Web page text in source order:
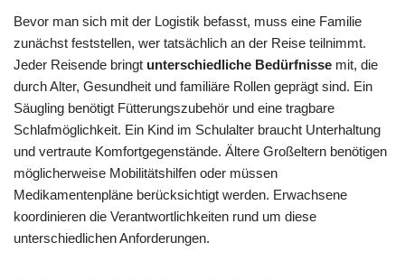
Bevor man sich mit der Logistik befasst, muss eine Familie
zunächst feststellen, wer tatsächlich an der Reise teilnimmt.
Jeder Reisende bringt unterschiedliche Bedürfnisse mit, die
durch Alter, Gesundheit und familiäre Rollen geprägt sind. Ein
Säugling benötigt Fütterungszubehör und eine tragbare
Schlafmöglichkeit. Ein Kind im Schulalter braucht Unterhaltung
und vertraute Komfortgegenstände. Ältere Großeltern benötigen
möglicherweise Mobilitätshilfen oder müssen
Medikamentenpläne berücksichtigt werden. Erwachsene
koordinieren die Verantwortlichkeiten rund um diese
unterschiedlichen Anforderungen.